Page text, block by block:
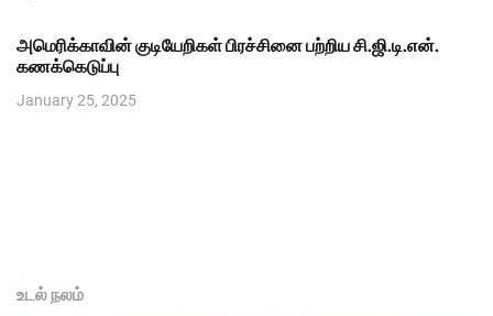
அமெரிக்காவின் குடியேறிகள் பிரச்சினை பற்றிய சி.ஜி.டி.என்.
கணக்கெடுப்பு
January 25, 2025
உடல் நலம்